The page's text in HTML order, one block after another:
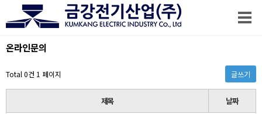
온라인문의
Total 0건 1 페이지 글쓰기
제목 날짜